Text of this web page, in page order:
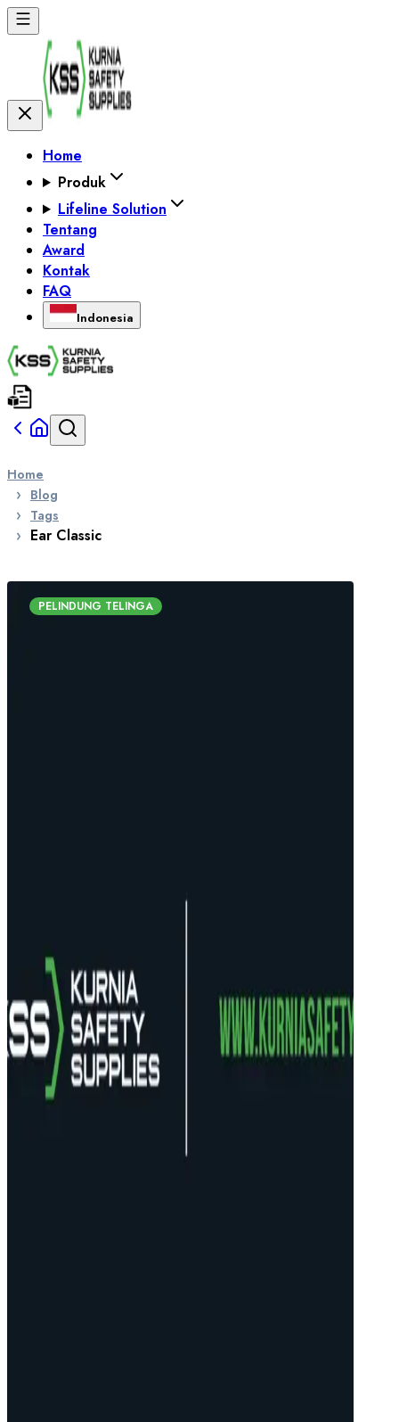
Home
Produk
Lifeline Solution
Tentang
Award
Kontak
FAQ
Indonesia
Home
Blog
Tags
Ear Classic
PELINDUNG TELINGA